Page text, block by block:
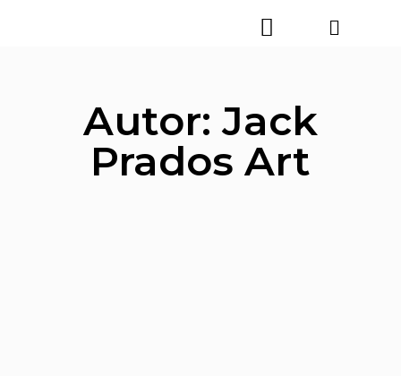
Autor: Jack
Prados Art